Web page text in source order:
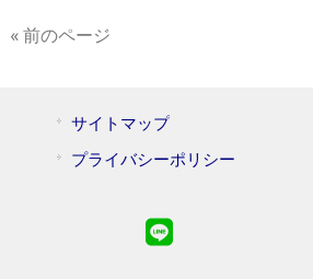
« 前のページ
サイトマップ
プライバシーポリシー